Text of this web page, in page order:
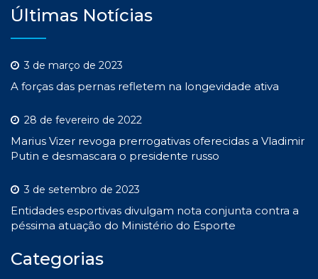
Últimas Notícias
3 de março de 2023
A forças das pernas refletem na longevidade ativa
28 de fevereiro de 2022
Marius Vizer revoga prerrogativas oferecidas a Vladimir
Putin e desmascara o presidente russo
3 de setembro de 2023
Entidades esportivas divulgam nota conjunta contra a
péssima atuação do Ministério do Esporte
Categorias